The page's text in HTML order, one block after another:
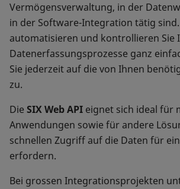
Vermögensverwaltung, in der
in der Software-Integration tätig
automatisieren und kontrollieren Sie
Datenerfassungsprozesse ganz
Sie jederzeit auf die von Ihnen
zu.
DieSIX Web API eignet sich ideal für
Anwendungen sowie für andere
schnellen Zugriff auf die Daten für
erfordern.
Bei grossen Integrationsprojekten